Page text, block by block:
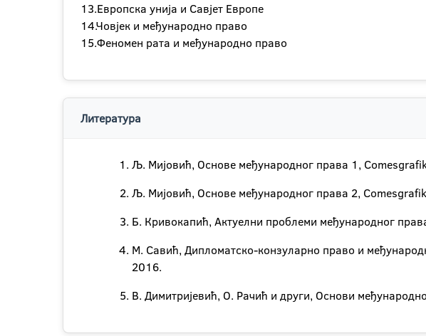
13.Европска унија и Савјет Европе
14.Човјек и међународно право
15.Феномен рата и међународно право
Литература
Љ. Мијовић, Основе међународног права 1,
Љ. Мијовић, Основе међународног права 2,
Б. Кривокапић, Актуелни проблеми међународног
M. Савић, Дипломатско-конзуларно право и
2016.
В. Димитријевић, О. Рачић и други, Основи